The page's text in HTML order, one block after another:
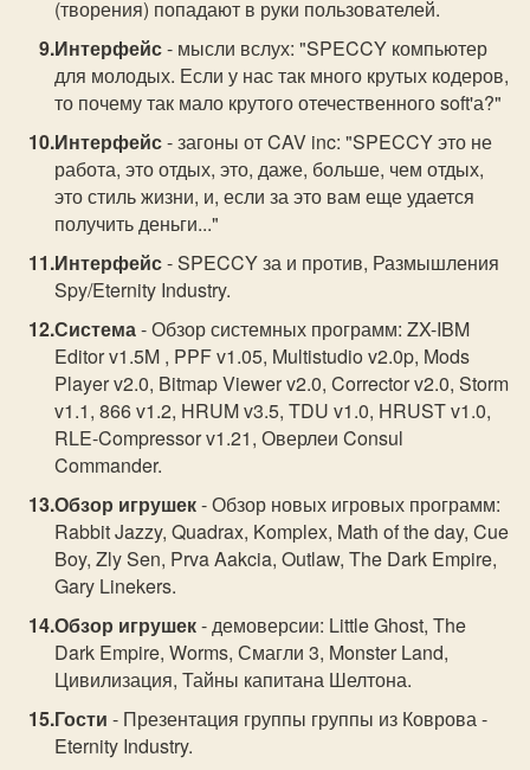
(творения) попадают в руки пользователей.
Интерфейс- мысли вслух: "SPECCY компьютер
для молодых. Если у нас так много крутых кодеров,
то почему так мало крутого отечественного soft'а?"
Интерфейс- загоны от CAV inc: "SPECCY это не
работа, это отдых, это, даже, больше, чем отдых,
это стиль жизни, и, если за это вам еще удается
получить деньги..."
Интерфейс- SPECCY за и против, Размышления
Spy/Eternity Industry.
Система- Обзор системных программ: ZX-IBM
Editor v1.5M , PPF v1.05, Multistudio v2.0p, Mods
Player v2.0, Bitmap Viewer v2.0, Corrector v2.0, Storm
v1.1, 866 v1.2, HRUM v3.5, TDU v1.0, HRUST v1.0,
RLE-Compressor v1.21, Оверлеи Consul
Commander.
Обзор игрушек- Обзор новых игровых программ:
Rabbit Jazzy, Quadrax, Komplex, Math of the day, Cue
Boy, Zly Sen, Prva Aakcia, Outlaw, The Dark Empire,
Gary Linekers.
Обзор игрушек- демоверсии: Little Ghost, The
Dark Empire, Worms, Смагли 3, Monster Land,
Цивилизация, Тайны капитана Шелтона.
Гости - Презентация группы группы из Коврова -
Eternity Industry.